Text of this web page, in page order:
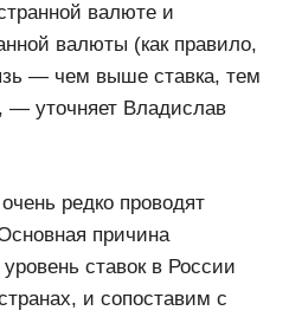
валюте и
валюты (как правило,
— чем выше ставка, тем
— уточняет Владислав
редко проводят
причина
ставок в России
и сопоставим с